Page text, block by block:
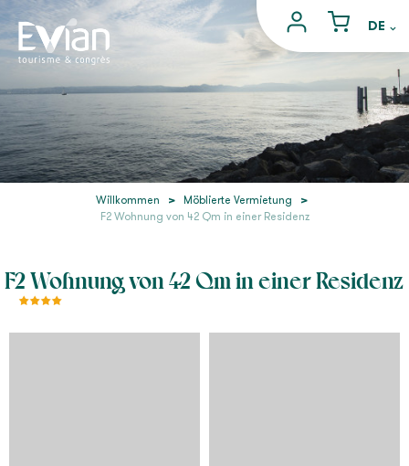
Willkommen > Möblierte Vermietung
>
F2 Wohnung von 42 Qm in einer Residenz
F2 Wohnung von 42 Qm in einer Residenz